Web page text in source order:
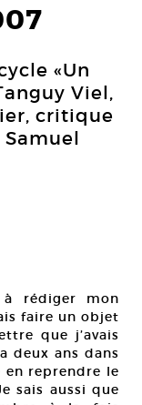
«Un
Viel,
critique
Samuel
à rédiger mon
faire un objet
que j’avais
deux ans dans
en reprendre le
sais aussi que